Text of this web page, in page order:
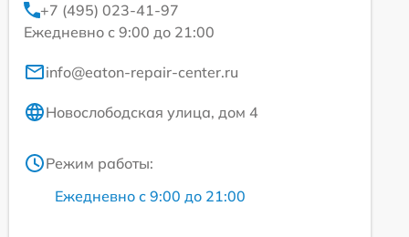
+7 (495) 023-41-97
Ежедневно с 9:00 до 21:00
info@eaton-repair-center.ru
Новослободская улица, дом 4
Режим работы:
Ежедневно с 9:00 до 21:00